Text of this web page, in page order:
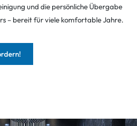
und die persönliche Übergabe
– bereit für viele komfortable Jahre.